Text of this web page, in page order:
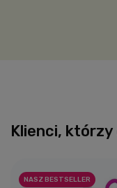
Klienci,
NASZ BESTSELLER